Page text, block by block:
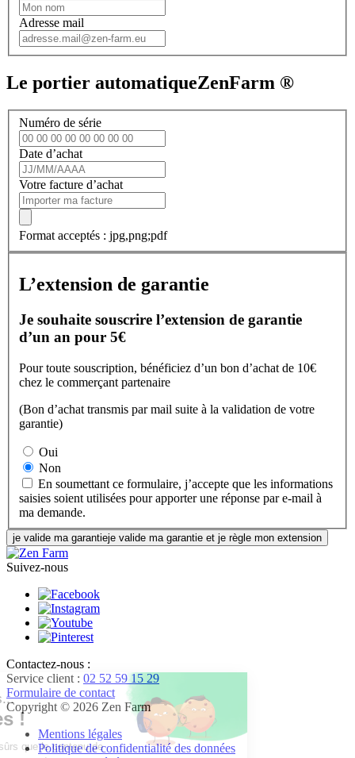
Adresse mail
Le portier automatiqueZenFarm ®
Numéro de série
Date d’achat
Votre facture d’achat
Format acceptés : jpg,png;pdf
L’extension de garantie
Je souhaite souscrire l’extension de garantie
d’un an pour 5€
Pour toute souscription, bénéficiez d’un bon d’achat de 10€
chez le commerçant partenaire
(Bon d’achat transmis par mail suite à la validation de votre
garantie)
Oui
Non
En soumettant ce formulaire, j’accepte que les informations
saisies soient utilisées pour apporter une réponse par e-mail à
ma demande.
je valide ma garantieje valide ma garantie et je règle mon extension
Suivez-nous
Contactez-nous :
Service client : 02 52 59 15 29
Formulaire de contact
Copyright © 2026 Zen Farm
Mentions légales
Politique de confidentialité des données
Salut c'est nous...
les Cookies !
On a attendu d'être sûrs que le contenu de